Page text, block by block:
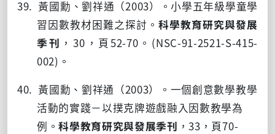
39. 黃國勳、劉祥通（2003）。小學五年級學童學
習因數教材困難之探討。科學教育研究與發展
季刊 ，30 ，頁52-70 。 (NSC-91-2521-S-415-
002) 。
40. 黃國勳、劉祥通（2003）。一個創意數學教學
活動的實踐－以撲克牌遊戲融入因數教學為
例。科學教育研究與發展季刊 ，33 ，頁70-